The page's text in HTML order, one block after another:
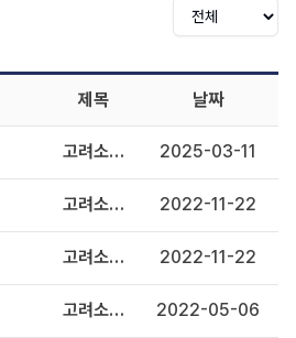
제목 날짜
고려소프트웨어, BIM 플랫폼 기반 건설 정보 시각화 기술 개발 완료 2025-03-11
고려소프트웨어의 'BIM 정보 플랫폼', 한국도로공사 시스템 적용 실용화 협약 체결 2022-11-22
고려소프트웨어, 스마트건설사업단에 'BIM 정보표준체계' 채택...BIM 표준을 선점하다 2022-11-22
고려소프트웨어, 스마트 건설기술 개발사업 참여 2022-05-06